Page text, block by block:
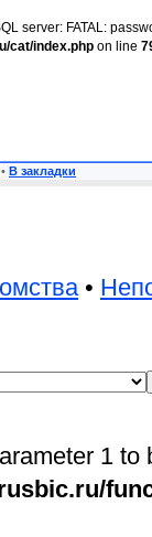
server: FATAL:
cat/index.php on line
• В закладки
•
1